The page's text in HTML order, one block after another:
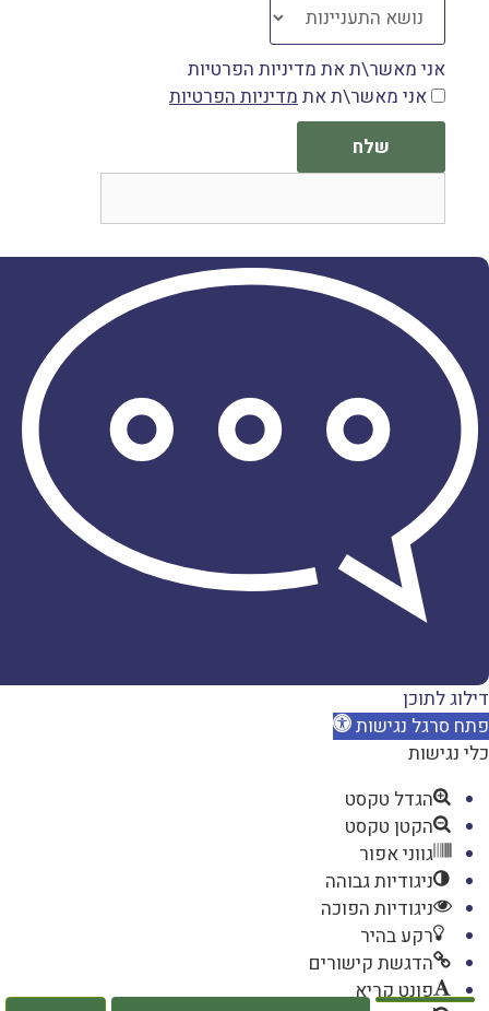
אני מאשר\ת את מדיניות הפרטיות
אני מאשר\ת את מדיניות הפרטיות
שלח
דילוג לתוכן
פתח סרגל נגישות
כלי נגישות
הגדל טקסט
הקטן טקסט
גווני אפור
ניגודיות גבוהה
ניגודיות הפוכה
רקע בהיר
הדגשת קישורים
פונט קריא